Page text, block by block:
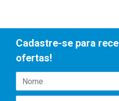
Cadastre-se para
ofertas!